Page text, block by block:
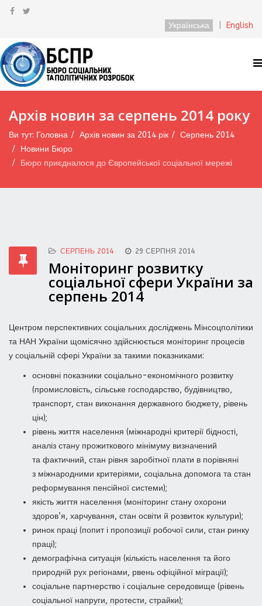
Українська English
Архів новин за серпень 2014 року
Ви тут: Головна Архів новин за 2014 рік
Серпень 2014
Новини Бюро
Бюро приєдналося до Європейської соціальної мережі
СЕРПЕНЬ 2014 29 СЕРПНЯ 2014
Моніторинг розвитку
соціальної сфери України за
серпень 2014
Центром перспективних соціальних досліджень Мінсоцполітики
та НАН України щомісячно здійснюється моніторинг процесів
у соціальній сфері України за такими показниками:
основні показники соціально-економічного розвитку
(промисловість, сільське господарство, будівництво,
транспорт, стан виконання державного бюджету, рівень
цін);
рівень життя населення (міжнародні критерії бідності,
аналіз стану прожиткового мінімуму визначений
та фактичний, стан рівня заробітної плати в порівняні
з міжнародними критеріями, соціальна допомога та стан
реформування пенсійної системи);
якість життя населення (моніторинг стану охорони
здоров’я, харчування, стан освіти й розвиток культури);
ринок праці (попит і пропозиції робочої сили, стан ринку
праці);
демографічна ситуація (кількість населення та його
природній рух регіонами, рвень офіційної міграції);
соціальне партнерство і соціальне середовище (рівень
соціальної напруги, протести, страйки);